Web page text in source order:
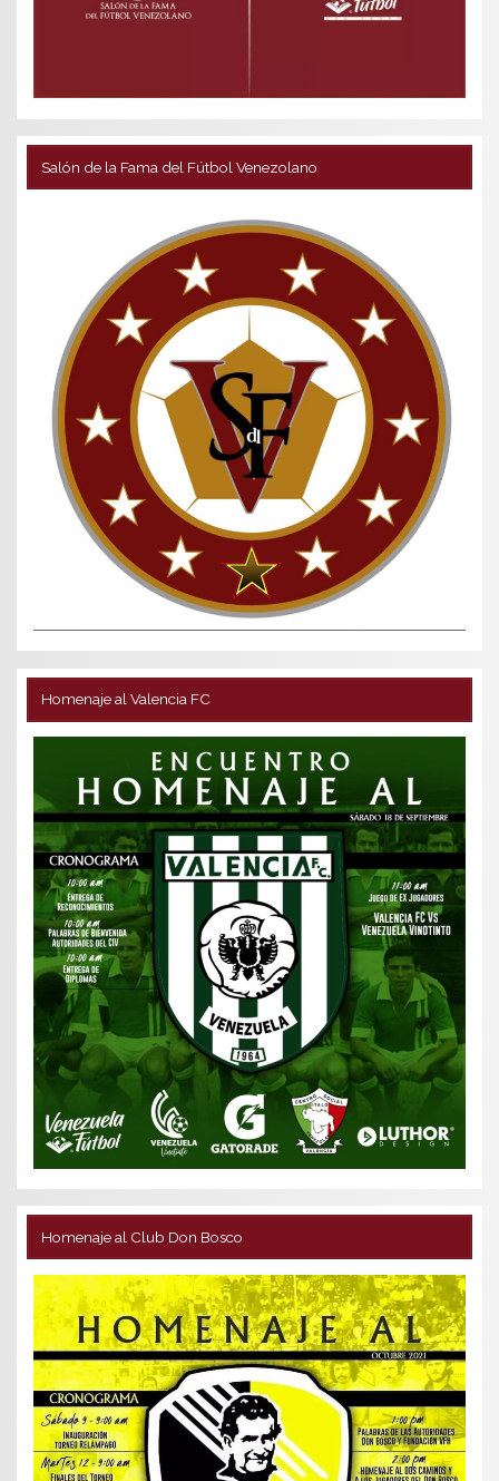
Salón de la Fama del Fútbol Venezolano
Homenaje al Valencia FC
Homenaje al Club Don Bosco